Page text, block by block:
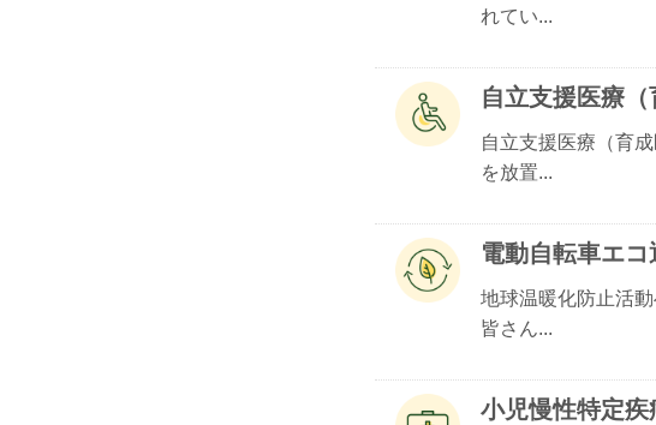
れてい...
自立支援医療
自立支援医療（育
を放置...
電動自転車エ
地球温暖化防止活
皆さん...
小児慢性特定